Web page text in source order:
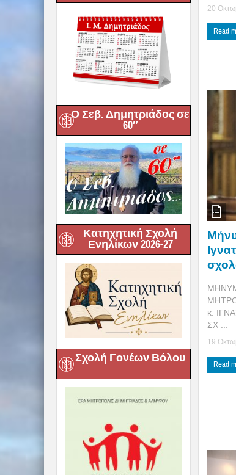
Ο Σεβ. Δημητριάδος σε
60″
Κατηχητική Σχολή
Ενηλίκων 2026-27
Σχολή Γονέων Βόλου
20
Read
κ.
ΣΧ ...
19
Read